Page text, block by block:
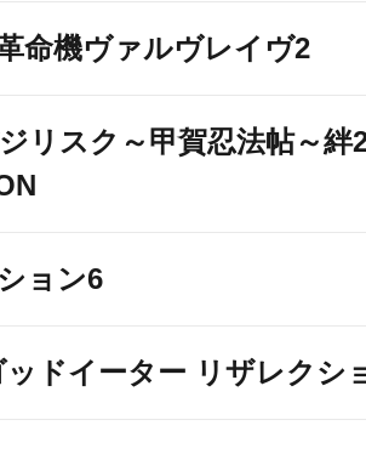
命機ヴァルヴレイヴ2
リスク～甲賀忍法帖～絆
ョン6
ドイーター リザレクシ